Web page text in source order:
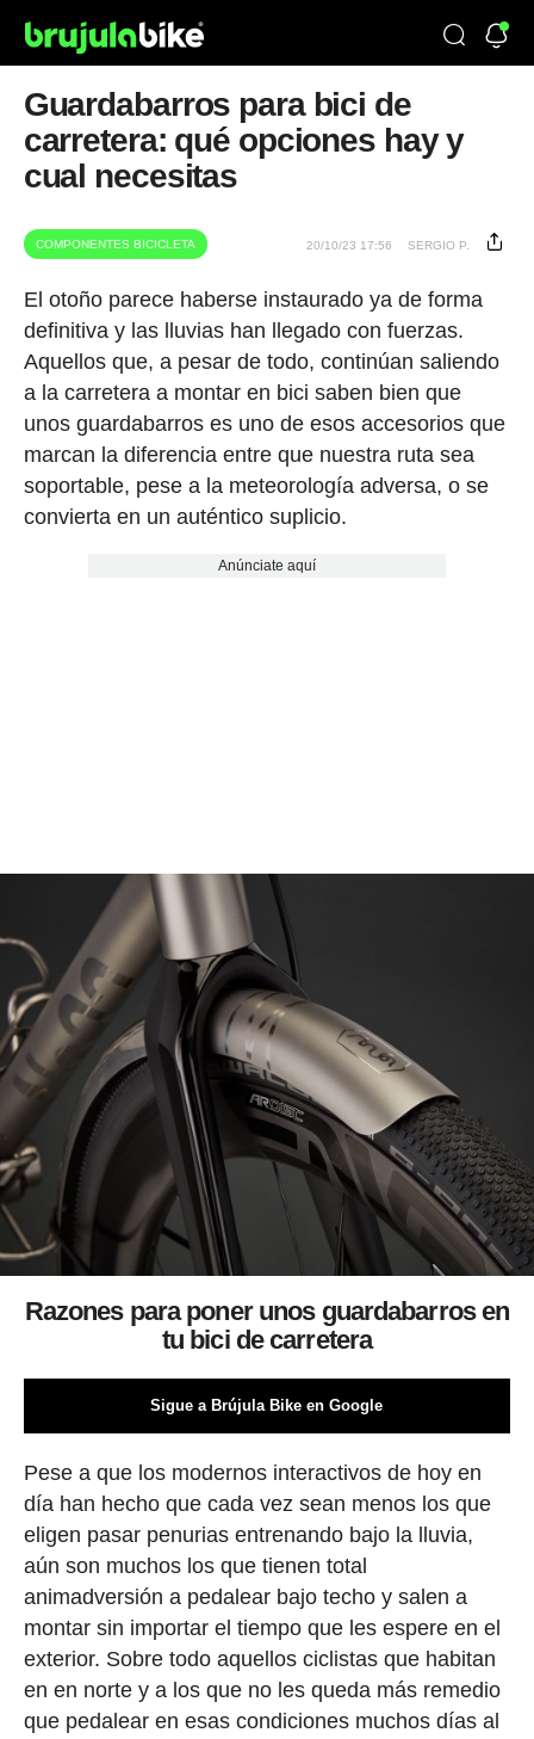
Guardabarros para bici de
carretera: qué opciones hay y
cual necesitas
COMPONENTES BICICLETA 20/10/23 17:56 SERGIO P.
El otoño parece haberse instaurado ya de forma
definitiva y las lluvias han llegado con fuerzas.
Aquellos que, a pesar de todo, continúan saliendo
a la carretera a montar en bici saben bien que
unos guardabarros es uno de esos accesorios que
marcan la diferencia entre que nuestra ruta sea
soportable, pese a la meteorología adversa, o se
convierta en un auténtico suplicio.
Anúnciate aquí
Razones para poner unos guardabarros en
tu bici de carretera
Sigue a Brújula Bike en Google
Pese a que los modernos interactivos de hoy en
día han hecho que cada vez sean menos los que
eligen pasar penurias entrenando bajo la lluvia,
aún son muchos los que tienen total
animadversión a pedalear bajo techo y salen a
montar sin importar el tiempo que les espere en el
exterior. Sobre todo aquellos ciclistas que habitan
en en norte y a los que no les queda más remedio
que pedalear en esas condiciones muchos días al